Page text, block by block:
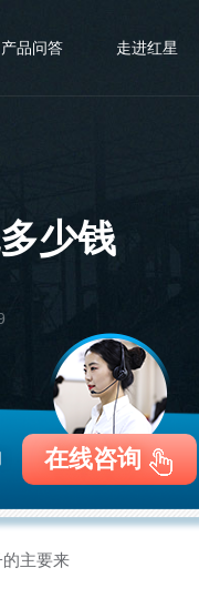
产品问答 走进红星
少钱
在线咨询
主要来